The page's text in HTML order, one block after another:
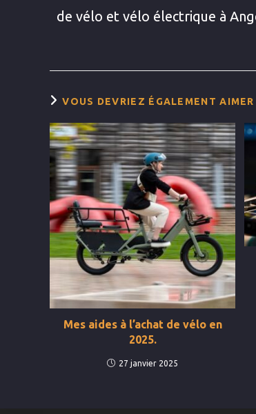
de vélo et vélo électrique à
VOUS DEVRIEZ ÉGALEMENT AIMER
Mes aides à l’achat de vélo en
2025.
27 janvier 2025